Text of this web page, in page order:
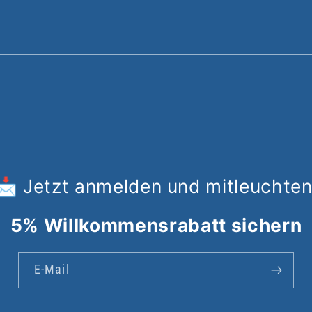
Jetzt anmelden und
5% Willkommensrabatt sichern
E-Mail